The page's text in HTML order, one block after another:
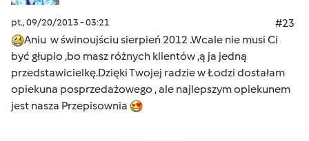
pt., 09/20/2013 - 03:21
#23
Aniu w świnoujściu sierpień 2012 .Wcale nie musi Ci
być głupio ,bo masz różnych klientów ,ą ja jedną
przedstawicielkę.Dzięki Twojej radzie w Łodzi dostałam
opiekuna posprzedażowego , ale najlepszym opiekunem
jest nasza Przepisownia